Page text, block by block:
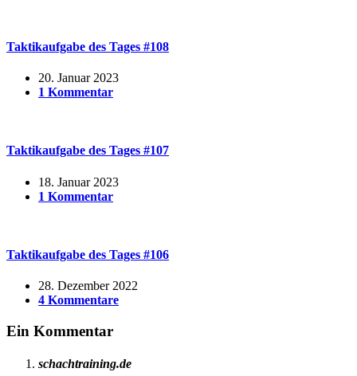
Taktikaufgabe des Tages #108
20. Januar 2023
1 Kommentar
Taktikaufgabe des Tages #107
18. Januar 2023
1 Kommentar
Taktikaufgabe des Tages #106
28. Dezember 2022
4 Kommentare
Ein Kommentar
schachtraining.de